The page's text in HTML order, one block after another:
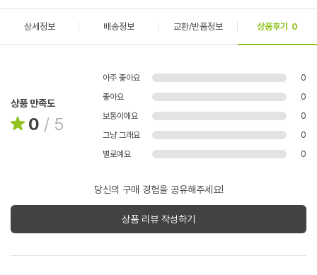
상세정보 배송정보 교환/반품정보 상품후기 0
상품 만족도
0 / 5
아주 좋아요
0
좋아요
0
보통이에요
0
그냥 그래요
0
별로예요
0
당신의 구매 경험을 공유해주세요!
상품 리뷰 작성하기